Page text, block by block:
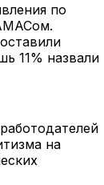
по
11% назвали
на